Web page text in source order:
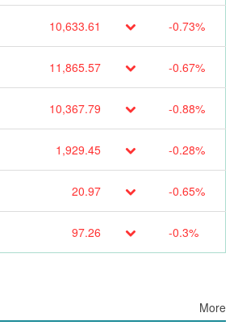
10,633.61 -0.73%
11,865.57 -0.67%
10,367.79 -0.88%
1,929.45 -0.28%
20.97 -0.65%
97.26 -0.3%
More